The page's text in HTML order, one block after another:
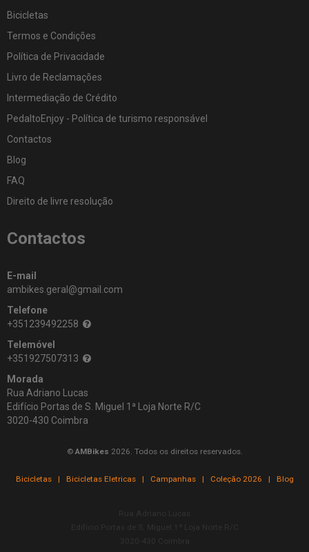
Bicicletas
Termos e Condições
Política de Privacidade
Livro de Reclamações
Intermediação de Crédito
PedaltoEnjoy - Política de turismo responsável
Contactos
Blog
FAQ
Direito de livre resolução
Contactos
E-mail
ambikes.geral@gmail.com
Telefone
+351239492258
Telemóvel
+351927507313
Morada
Rua Adriano Lucas
Edifício Portas de S. Miguel 1ª Loja Norte R/C
3020-430 Coimbra
©AMBikes 2026. Todos os direitos reservados.
Bicicletas| Bicicletas Eletricas| Campanhas| Coleção 2026 | Blog